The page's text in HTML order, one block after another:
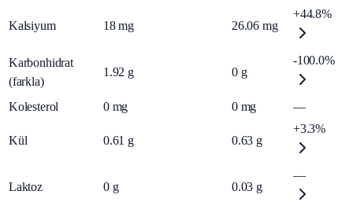
Kalsiyum 18 mg 26.06 mg
+44.8%
Karbonhidrat
(farkla)
1.92 g 0 g
-100.0%
Kolesterol 0 mg 0 mg —
Kül 0.61 g 0.63 g
+3.3%
Laktoz 0 g 0.03 g
—